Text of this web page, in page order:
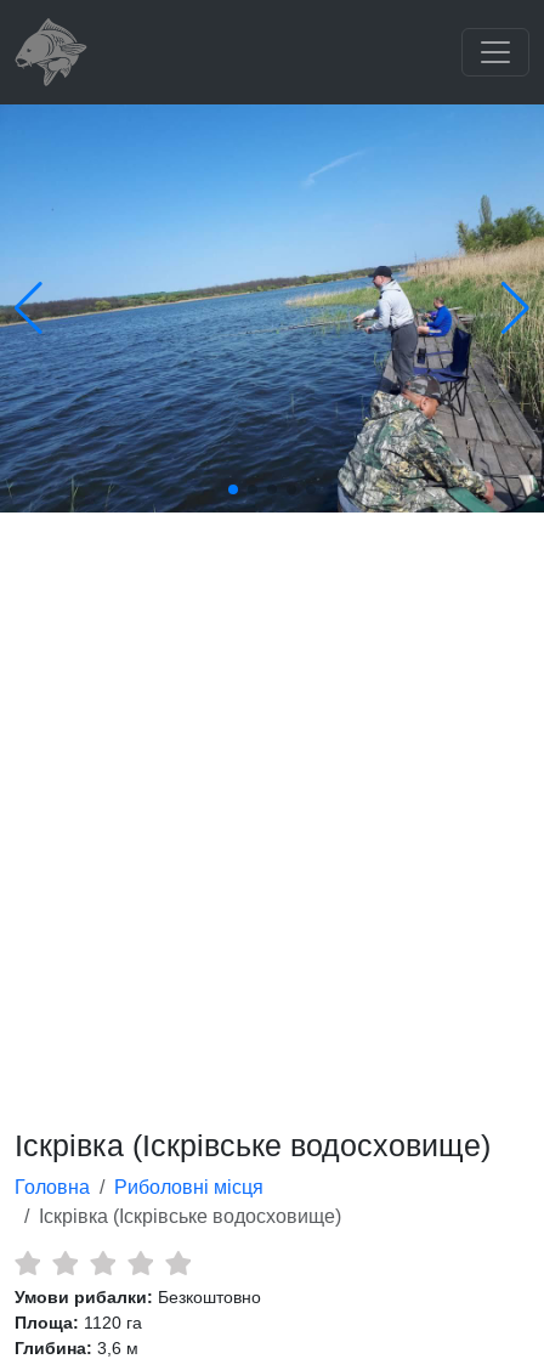
Іскрівка (Іскрівське водосховище)
Головна
Риболовні місця
Іскрівка (Іскрівське водосховище)
Умови рибалки: Безкоштовно
Площа: 1120 га
Глибина: 3,6 м